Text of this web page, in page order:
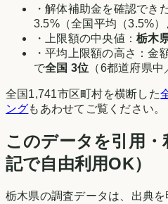
・解体補助金を確認でき
3.5%（全国平均（3.5%）
・上限額の中央値：栃木
・平均上限額の高さ：金
で全国 3位 （6都道府県中
全国 1,741市区町村を横断した
ングもあわせてご覧ください。
このデータを引用・
記で自由利用OK）
栃木県の調査データは、出典